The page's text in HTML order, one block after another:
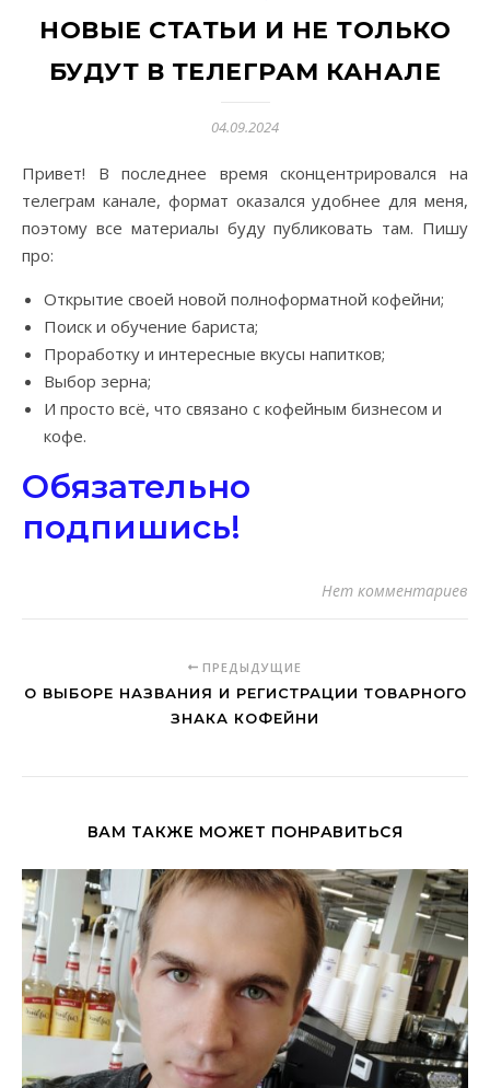
НОВЫЕ СТАТЬИ И НЕ ТОЛЬКО
БУДУТ В ТЕЛЕГРАМ КАНАЛЕ
04.09.2024
Привет! В последнее время сконцентрировался на
телеграм канале, формат оказался удобнее для меня,
поэтому все материалы буду публиковать там. Пишу
про:
Открытие своей новой полноформатной кофейни;
Поиск и обучение бариста;
Проработку и интересные вкусы напитков;
Выбор зерна;
И просто всё, что связано с кофейным бизнесом и
кофе.
Обязательно
подпишись!
Нет комментариев
ПРЕДЫДУЩИЕ
О ВЫБОРЕ НАЗВАНИЯ И РЕГИСТРАЦИИ ТОВАРНОГО
ЗНАКА КОФЕЙНИ
ВАМ ТАКЖЕ МОЖЕТ ПОНРАВИТЬСЯ